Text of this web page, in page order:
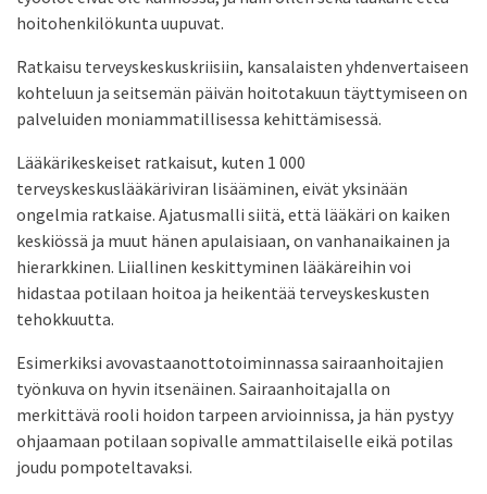
hoitohenkilökunta uupuvat.
Ratkaisu terveyskeskuskriisiin, kansalaisten yhdenvertaiseen
kohteluun ja seitsemän päivän hoitotakuun täyttymiseen on
palveluiden moniammatillisessa kehittämisessä.
Lääkärikeskeiset ratkaisut, kuten 1 000
terveyskeskuslääkäriviran lisääminen, eivät yksinään
ongelmia ratkaise. Ajatusmalli siitä, että lääkäri on kaiken
keskiössä ja muut hänen apulaisiaan, on vanhanaikainen ja
hierarkkinen. Liiallinen keskittyminen lääkäreihin voi
hidastaa potilaan hoitoa ja heikentää terveyskeskusten
tehokkuutta.
Esimerkiksi avovastaanottotoiminnassa sairaanhoitajien
työnkuva on hyvin itsenäinen. Sairaanhoitajalla on
merkittävä rooli hoidon tarpeen arvioinnissa, ja hän pystyy
ohjaamaan potilaan sopivalle ammattilaiselle eikä potilas
joudu pompoteltavaksi.